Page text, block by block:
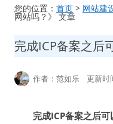
您的位置： 首页 > 网站建
网站吗？》 文章
完成ICP备案之后
作者：范如乐 更新时
完成ICP备案之后